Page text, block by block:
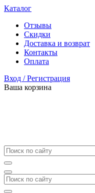
Каталог
Отзывы
Скидки
Доставка и возврат
Контакты
Оплата
Вход / Регистрация
Ваша корзина